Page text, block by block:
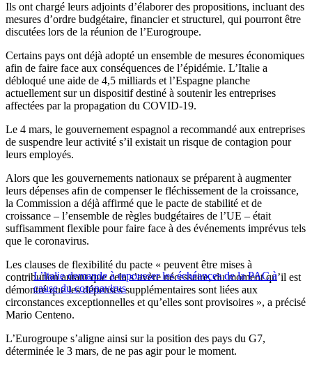
Ils ont chargé leurs adjoints d’élaborer des propositions, incluant des
mesures d’ordre budgétaire, financier et structurel, qui pourront être
discutées lors de la réunion de l’Eurogroupe.
Certains pays ont déjà adopté un ensemble de mesures économiques
afin de faire face aux conséquences de l’épidémie. L’Italie a
débloqué une aide de 4,5 milliards et l’Espagne planche
actuellement sur un dispositif destiné à soutenir les entreprises
affectées par la propagation du COVID-19.
Le 4 mars, le gouvernement espagnol a recommandé aux entreprises
de suspendre leur activité s’il existait un risque de contagion pour
leurs employés.
Alors que les gouvernements nationaux se préparent à augmenter
leurs dépenses afin de compenser le fléchissement de la croissance,
la Commission a déjà affirmé que le pacte de stabilité et de
croissance – l’ensemble de règles budgétaires de l’UE – était
suffisamment flexible pour faire face à des événements imprévus tels
que le coronavirus.
L’Italie demande à repousser les échéances de la PAC à
cause du coronavirus
Les clauses de flexibilité du pacte « peuvent être mises à
contribution autant que cela s’avère nécessaire, du moment qu’il est
démontré que les dépenses supplémentaires sont liées aux
circonstances exceptionnelles et qu’elles sont provisoires », a précisé
Mario Centeno.
L’Eurogroupe s’aligne ainsi sur la position des pays du G7,
déterminée le 3 mars, de ne pas agir pour le moment.